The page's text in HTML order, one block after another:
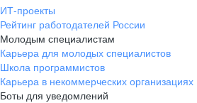
ИТ-проекты
Рейтинг работодателей России
Молодым специалистам
Карьера для молодых специалистов
Школа программистов
Карьера в некоммерческих организациях
Боты для уведомлений